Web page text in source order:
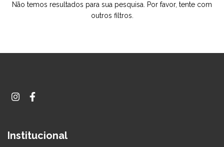
Não temos resultados para sua pesquisa. Por favor, tente com
outros filtros.
Institucional